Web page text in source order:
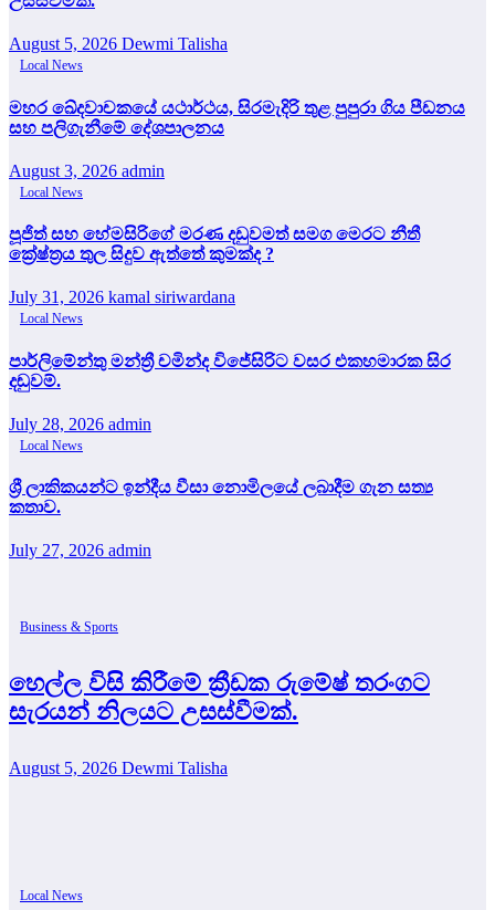
August 5, 2026 Dewmi Talisha
Local News
මහර ඛේදවාචකයේ යථාර්ථය, සිරමැදිරි තුළ පුපුරා ගිය පීඩනය
සහ පලිගැනීමේ දේශපාලනය
August 3, 2026 admin
Local News
පූජිත් සහ හේමසිරිගේ මරණ දඩුවමත් සමග මෙරට නීතී
ක්‍රේෂ්ත්‍රය තුල සිදුව ඇත්තේ කුමක්ද ?
July 31, 2026 kamal siriwardana
Local News
පාර්ලිමේන්තු මන්ත්‍රී චමින්ද විජේසිරිට වසර එකහමාරක සිර
දඬුවම්.
July 28, 2026 admin
Local News
ශ්‍රී ලාකිකයන්ට ඉන්දීය වීසා නොමිලයේ ලබාදීම ගැන සත්‍ය
කතාව.
July 27, 2026 admin
Business & Sports
හෙල්ල විසි කිරීමේ ක්‍රීඩක රුමේෂ් තරංගට
සැරයන් නිලයට උසස්වීමක්.
August 5, 2026 Dewmi Talisha
Local News